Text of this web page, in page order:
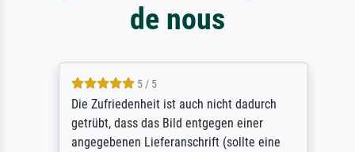
de nous
5 / 5
Die Zufriedenheit ist auch nicht dadurch
getrübt, dass das Bild entgegen einer
angegebenen Lieferanschrift (sollte eine